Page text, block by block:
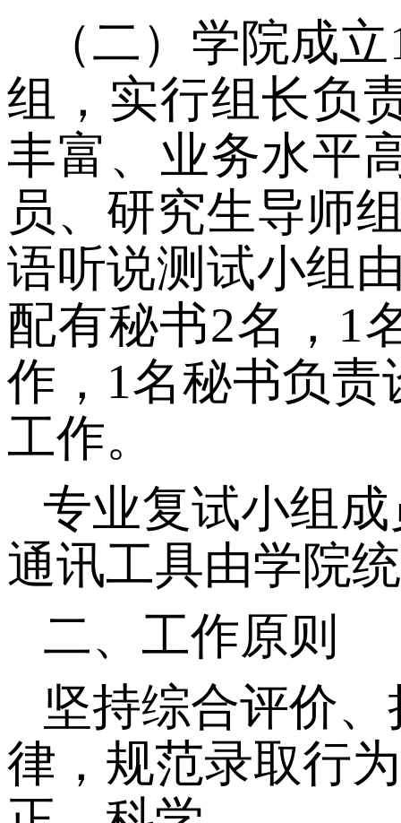
（二）学院成立
组，实行组长负
丰富、业务水平
员、研究生导师
语听说测试小组
配有秘书2名，1
作，1名秘书负
工作。
专业复试小组
通讯工具由学院
二、工作原则
坚持综合评价
律，规范录取行